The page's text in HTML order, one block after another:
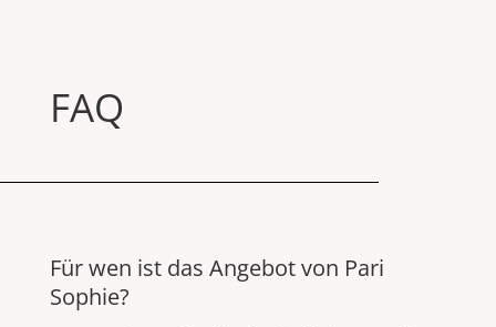
FAQ
Für wen ist das Angebot von Pari
Sophie?